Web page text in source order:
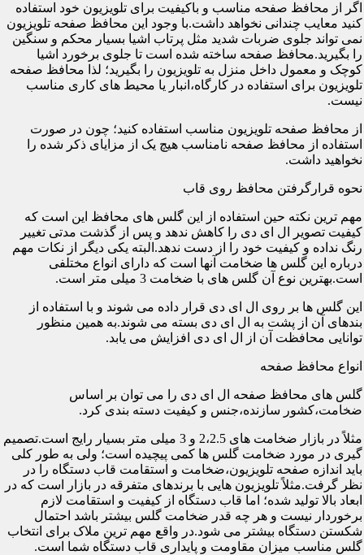
اگر از محافظ صفحه مناسب و باکیفیت برای تلویزیون خود استفاده
کنید معایب چندانی نخواهد داشت.با وجود این محافظ صفحه تلویزیون
نمی تواند جلوی ضربات شدید مثل پرتاب اشیا بسیار محکم و سنگین
را بگیرید.محافظ صفحه ساخته شده است تا جلوی برخورد اشیا
کوچک و معمول داخل منزل به تلویزیون را بگیرید؛ لذا محافظ صفحه
تلویزیون برای استفاده در کارگاه،انبار یا محیط های کاری مناسب
نیست.
از محافظ صفحه تلویزیون مناسب استفاده کنید؛ چون در صورت
استفاده از محافظ صفحه نامناسب هیچ یک از مزایای ذکر شده را
نخواهید داشت.
نحوه قرارگرفتن محافظ روی قاب
مهم ترین نکته حین استفاده از این گلس های محافظ این است که
کیفیت تصویر ال ای دی را کاهش ندهد و پس از گذشت مدتی تغییر
رنگ نداده و کیفیت خود را از دست ندهد.البته یکی دیگر از نکات مهم
درباره این گلس ها ضخامت آنها است که دارای انواع مختلفی
است.بهترین نوع آن گلس های با ضخامت 3 میلی متر است.
این گلس ها بر روی ال ای دی قرار داده می شوند و با استفاده از
بندهای آن از پشت به ال ای دی بسته می شوند.به همین منظور
توانایی محافظت آن از ال ای دی افزایش می یابد.
انواع محافظ صفحه
گلس های محافظ صفحه ال ای دی را می توان بر اساس
ضخامت،کشور سازنده،جنس و کیفیت دسته بندی کرد.
مثلاً در بازار ضخامت های 2،2.5 و 3 میلی متر بسیار رایج است.تصمیم
گیری در مورد ضخامت گلس ها کمی پیچیده است؛ ولی به طور کلی
باید اندازه صفحه تلویزیون،ضخامت و استقامت قاب دستگاه را در
نظر گرفت.مثلاً تلویزیون هایی با برندهای متفرقه در بازار است که در
ابعاد بالا تولید شده؛ اما قاب دستگاه از کیفیت و استقامت لازم
برخوردار نیست و هر چه قدر ضخامت گلس بیشتر باشد احتمال
شکستن دستگاه بیشتر می شود.در واقع مهم ترین ملاک برای انتخاب
گلس مناسب میزان مقاومت و پایداری قاب دستگاه شما است.